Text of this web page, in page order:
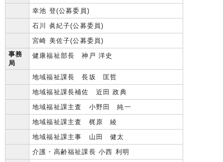
幸池 登(公募委員)
石川 眞紀子(公募委員)
宮崎 美佐子(公募委員)
事務
局
健康福祉部長 神戸 洋史
地域福祉課長 長坂 匡哲
地域福祉課長補佐 近田 政典
地域福祉課主査 小野田 純一
地域福祉課主査 梶原 綾
地域福祉課主事 山田 健太
介護・高齢福祉課長 小西 利明